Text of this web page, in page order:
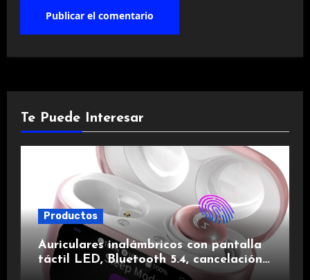
Te Puede Interesar
Productos
Auriculares inalámbricos con pantalla
táctil LED, Bluetooth 5.4, cancelación
de ruido, impermeables y de larga